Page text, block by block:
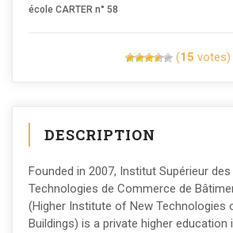
école CARTER n° 58
(15 votes)
DESCRIPTION
Founded in 2007, Institut Supérieur
Technologies de Commerce de
(Higher Institute of New Technologies
Buildings) is a private higher